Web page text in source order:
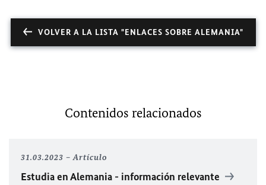
VOLVER A LA LISTA "ENLACES SOBRE ALEMANIA"
Contenidos relacionados
31.03.2023 Artículo
Estudia en Alemania - información relevante